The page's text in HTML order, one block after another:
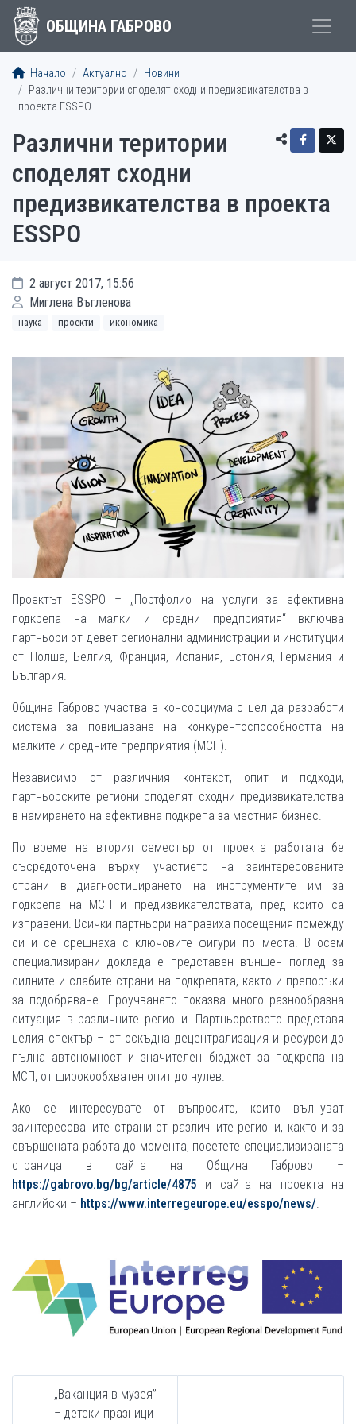
ОБЩИНА ГАБРОВО
Начало Актуално
Новини
Различни територии споделят сходни предизвикателства в
проекта ESSPO
Различни територии
споделят сходни
предизвикателства в проекта
ESSPO
2 август 2017, 15:56
Миглена Въгленова
наука проекти икономика
Проектът ESSPO – „Портфолио на услуги за ефективна
подкрепа на малки и средни предприятия“ включва
партньори от девет регионални администрации и институции
от Полша, Белгия, Франция, Испания, Естония, Германия и
България.
Община Габрово участва в консорциума с цел да разработи
система за повишаване на конкурентоспособността на
малките и средните предприятия (МСП).
Независимо от различния контекст, опит и подходи,
партньорските региони споделят сходни предизвикателства
в намирането на ефективна подкрепа за местния бизнес.
По време на втория семестър от проекта работата бе
съсредоточена върху участието на заинтересованите
страни в диагностицирането на инструментите им за
подкрепа на МСП и предизвикателствата, пред които са
изправени. Всички партньори направиха посещения помежду
си и се срещнаха с ключовите фигури по места. В осем
специализирани доклада е представен външен поглед за
силните и слабите страни на подкрепата, както и препоръки
за подобряване. Проучването показва много разнообразна
ситуация в различните региони. Партньорството представя
целия спектър – от оскъдна децентрализация и ресурси до
пълна автономност и значителен бюджет за подкрепа на
МСП, от широкообхватен опит до нулев.
Ако се интересувате от въпросите, които вълнуват
заинтересованите страни от различните региони, както и за
свършената работа до момента, посетете специализираната
страница в сайта на Община Габрово –
https://gabrovo.bg/bg/article/4875 и сайта на проекта на
английски – https://www.interregeurope.eu/esspo/news/.
„Ваканция в музея”
– детски празници